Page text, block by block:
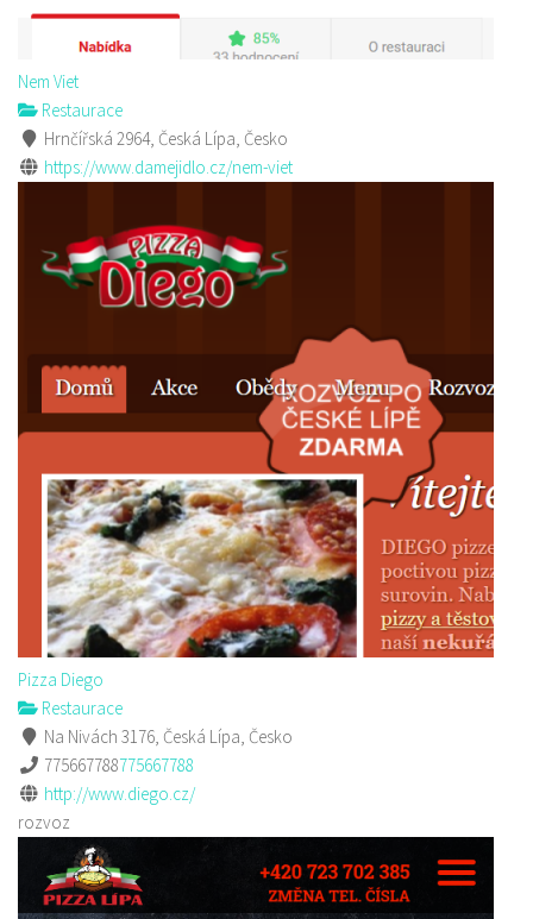
Nem Viet
Restaurace
Hrnčířská 2964, Česká Lípa, Česko
https://www.damejidlo.cz/nem-viet
Pizza Diego
Restaurace
Na Nivách 3176, Česká Lípa, Česko
775667788775667788
http://www.diego.cz/
rozvoz